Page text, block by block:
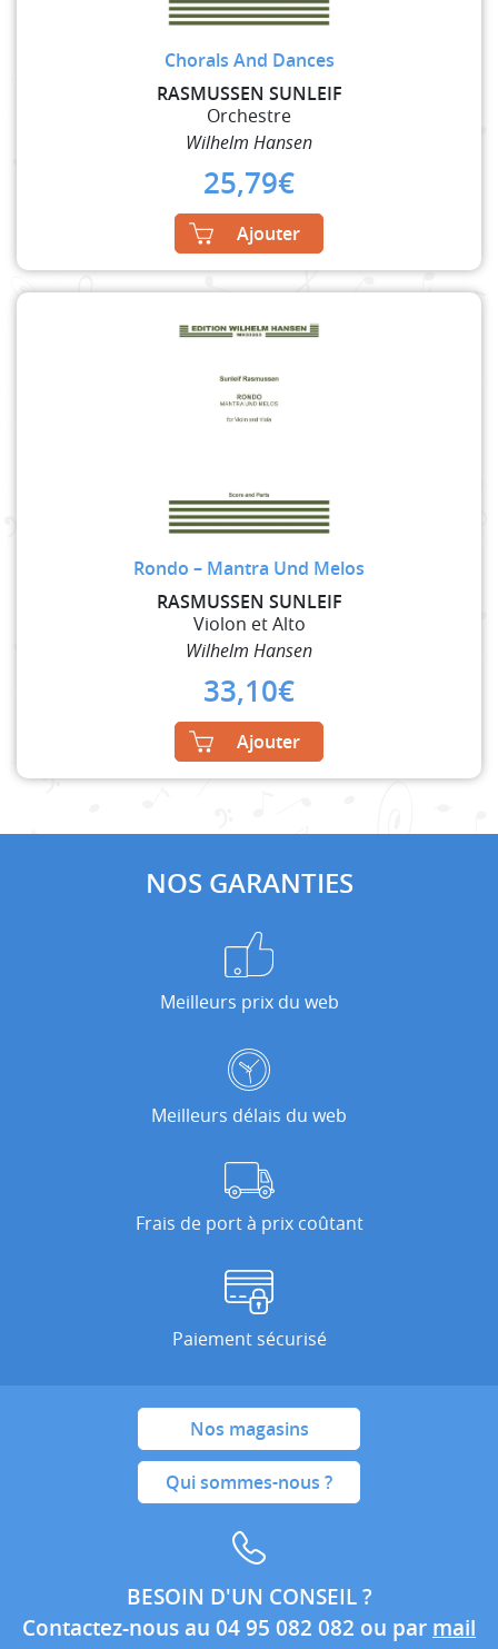
Chorals And Dances
RASMUSSEN SUNLEIF
Orchestre
Wilhelm Hansen
25,79€
Ajouter
Rondo – Mantra Und Melos
RASMUSSEN SUNLEIF
Violon et Alto
Wilhelm Hansen
33,10€
Ajouter
NOS GARANTIES
Meilleurs prix du web
Meilleurs délais du web
Frais de port à prix coûtant
Paiement sécurisé
Nos magasins
Qui sommes-nous ?
BESOIN D'UN CONSEIL ?
Contactez-nous au 04 95 082 082 ou par mail